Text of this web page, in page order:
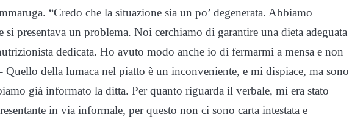
“Credo che la situazione sia un po’ degenerata. Abbiamo
presentava un problema. Noi cerchiamo di garantire una dieta adeguata
dedicata. Ho avuto modo anche io di fermarmi a mensa e non
della lumaca nel piatto è un inconveniente, e mi dispiace, ma sono
già informato la ditta. Per quanto riguarda il verbale, mi era stato
in via informale, per questo non ci sono carta intestata e